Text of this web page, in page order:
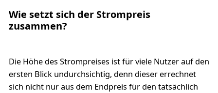
Wie setzt sich der Strompreis
zusammen?
Die Höhe des Strompreises ist für viele Nutzer auf den
ersten Blick undurchsichtig, denn dieser errechnet
sich nicht nur aus dem Endpreis für den tatsächlich